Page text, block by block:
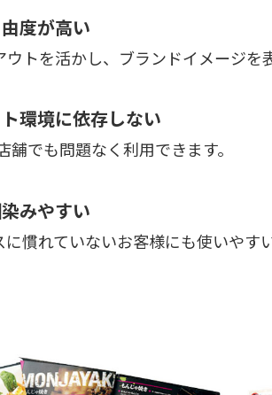
度が高い
トを活かし、ブランドイメージを
環境に依存しない
舗でも問題なく利用できます。
みやすい
慣れていないお客様にも使いやす